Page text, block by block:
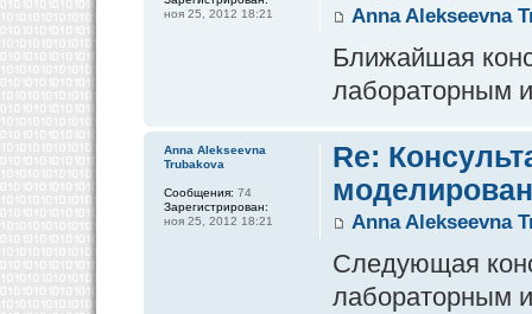
Anna Alekseevna
Ближайшая
лабораторным
ноя 25, 2012 18:21
Re:
Anna Alekseevna
Следующая
лабораторным
Anna Alekseevna
Trubakova
Сообщения: 74
Зарегистрирован:
ноя 25, 2012 18:21